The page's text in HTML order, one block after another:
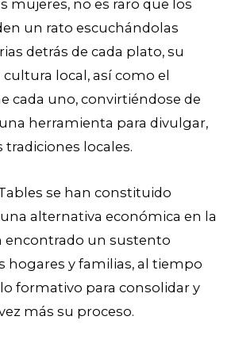
mujeres, no es raro que los
un rato escuchándolas
detrás de cada plato, su
local, así como el
cada uno, convirtiéndose de
herramienta para divulgar,
tradiciones locales.
se han constituido
alternativa económica en la
encontrado un sustento
hogares y familias, al tiempo
formativo para consolidar y
más su proceso.